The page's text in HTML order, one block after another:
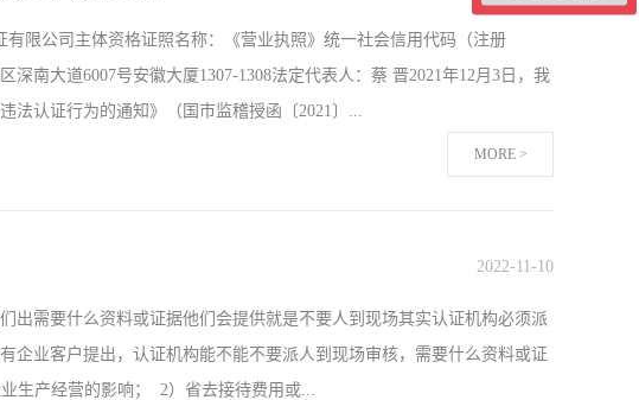
升方面，全面提升认证认可检验检测服务供给能力，关键领域认证认可检
弱”现象得到明显改观，结构布局更加合理；在推进规范化发展方面，完
为基础、以社会监督为制约的监管体系，认证认可检验检测行业的社会公
评定国家认可委员会（CNAS）发布2022年认证机构认可半年报，对截
限公司主体资格证照名称：《营业执照》统一社会信用代码（注册
大道6007号安徽大厦1307-1308法定代表人：蔡 晋2021年12月3日，我
法认证行为的通知》（国市监稽授函〔2021〕...
书，暂停期满日期为2021年5月24日；2019年12月12日为河南途之家物业服
书（证书编号：49819IP01526ROS），2020年12月23日暂停该证书，暂
MORE >
出需要什么资料或证据他们会提供就是不要人到现场其实认证机构必须派
企业客户提出，认证机构能不能不要派人到现场审核，需要什么资料或证
生产经营的影响； 2）省去接待费用或...
2022-11-10